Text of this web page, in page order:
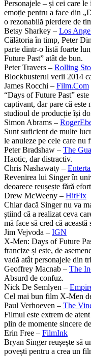
Personajele – și cei care
emoție pentru a face din
o rezonabilă pierdere de
Betsy Sharkey – Los
Călătoria în timp, Peter
parte dintr-o listă foarte
Future Past” atât de bun.
Peter Travers – Rolling
Blockbusterul verii 2014
James Rocchi – Film.Com
“Days of Future Past”
captivant, dar pare că este
studioul de producție își
Simon Abrams –
Sunt suficient de multe
le anuleze pe cele care nu
Peter Bradshaw – The
Haotic, dar distractiv.
Chris Nashawaty –
Revenirea lui Singer în
deoarece reușește fără
Drew McWeeny – HitFix
Chiar dacă Singer nu va
știind că a realizat ceva
mă face să cred că
Jim Vejvoda – IGN
X-Men: Days of Future
francize și este, de
vadă atât personajele din
Geoffrey Macnab – The
Absurd de confuz.
Nick De Semlyen –
Cel mai bun film X-Men
Paul Verhoeven – The
Filmul este extrem de
plin de momente sincere
Erin Free – FilmInk
Bryan Singer reușește să
povești pentru a crea un